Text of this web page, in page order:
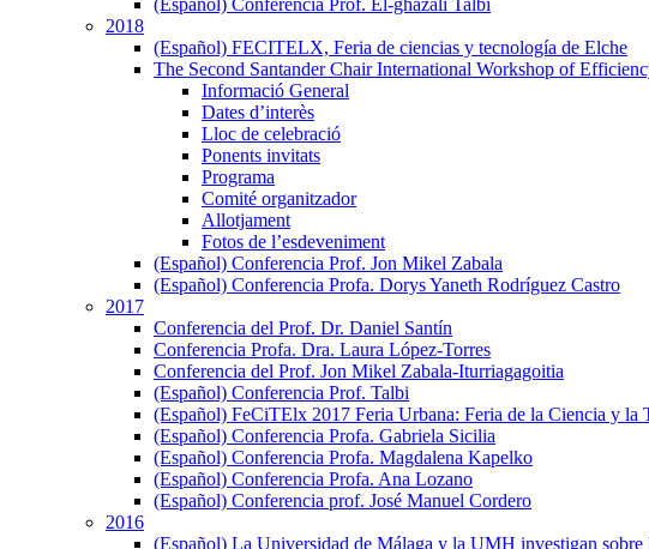
2018
(Español) FECITELX, Feria de ciencias y tecnología de Elche
The Second Santander Chair International Workshop of
Informació General
Dates d’interès
Lloc de celebració
Ponents invitats
Programa
Comité organitzador
Allotjament
Fotos de l’esdeveniment
(Español) Conferencia Prof. Jon Mikel Zabala
(Español) Conferencia Profa. Dorys Yaneth Rodríguez Castro
2017
Conferencia del Prof. Dr. Daniel Santín
Conferencia Profa. Dra. Laura López-Torres
Conferencia del Prof. Jon Mikel Zabala-Iturriagagoitia
(Español) Conferencia Prof. Talbi
(Español) FeCiTElx 2017 Feria Urbana: Feria de la Ciencia y la
(Español) Conferencia Profa. Gabriela Sicilia
(Español) Conferencia Profa. Magdalena Kapelko
(Español) Conferencia Profa. Ana Lozano
(Español) Conferencia prof. José Manuel Cordero
2016
(Español) La Universidad de Málaga y la UMH investigan